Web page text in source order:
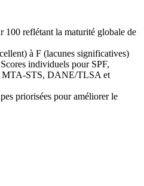
100 reflétant la maturité globale de
à F (lacunes significatives)
individuels pour SPF,
STS, DANE/TLSA et
priorisées pour améliorer le